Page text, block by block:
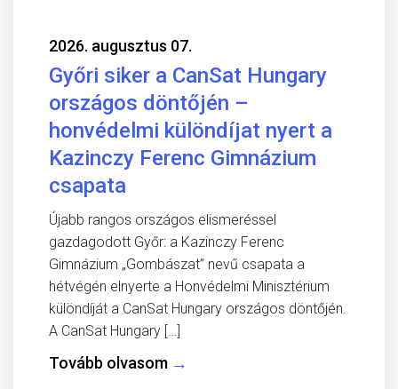
2026. augusztus 07.
Győri siker a CanSat Hungary
országos döntőjén –
honvédelmi különdíjat nyert a
Kazinczy Ferenc Gimnázium
csapata
Újabb rangos országos elismeréssel
gazdagodott Győr: a Kazinczy Ferenc
Gimnázium „Gombászat” nevű csapata a
hétvégén elnyerte a Honvédelmi Minisztérium
különdíját a CanSat Hungary országos döntőjén.
A CanSat Hungary […]
Tovább olvasom →